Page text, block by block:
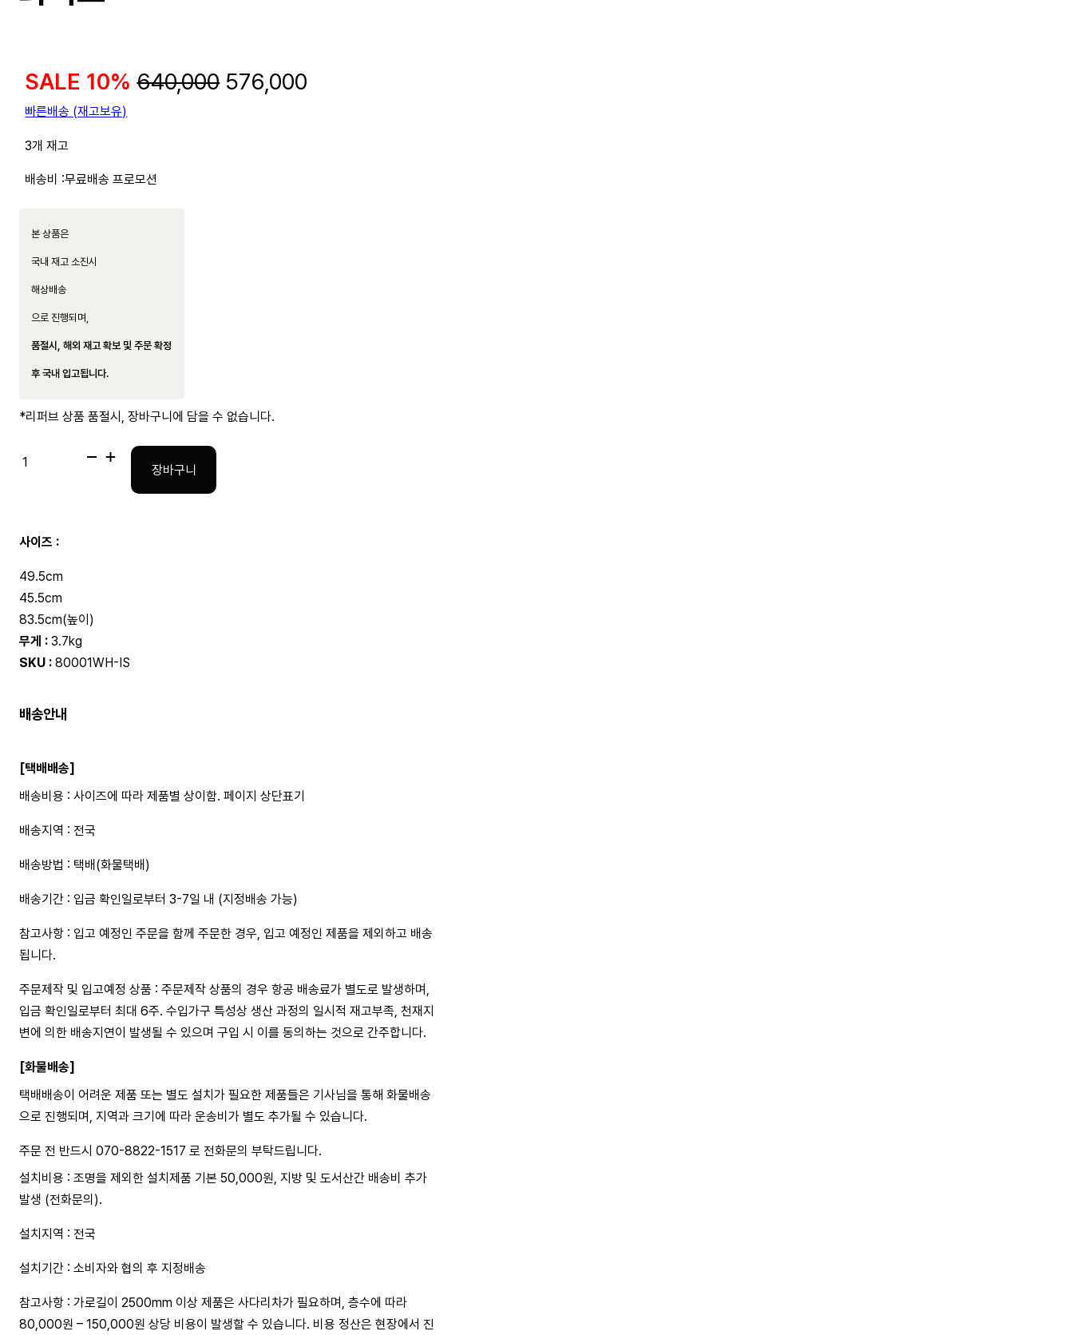
SALE 10% 640,000 576,000
빠른배송 (재고보유)
3개 재고
배송비 :무료배송 프로모션
본 상품은
국내 재고 소진시
해상배송
으로 진행되며,
품절시, 해외 재고 확보 및 주문 확정
후 국내 입고됩니다.
*리퍼브 상품 품절시, 장바구니에 담을 수 없습니다.
Chair 장바구니
사이즈 :
49.5cm
45.5cm
83.5cm(높이)
무게 :3.7kg
SKU :80001WH-IS
배송안내
[택배배송]
배송비용 : 사이즈에 따라 제품별 상이함. 페이지 상단표기
배송지역 : 전국
배송방법 : 택배(화물택배)
배송기간 : 입금 확인일로부터 3-7일 내 (지정배송 가능)
참고사항 : 입고 예정인 주문을 함께 주문한 경우, 입고 예정인 제품을 제외하고 배송
됩니다.
주문제작 및 입고예정 상품 : 주문제작 상품의 경우 항공 배송료가 별도로 발생하며,
입금 확인일로부터 최대 6주. 수입가구 특성상 생산 과정의 일시적 재고부족, 천재지
변에 의한 배송지연이 발생될 수 있으며 구입 시 이를 동의하는 것으로 간주합니다.
[화물배송]
택배배송이 어려운 제품 또는 별도 설치가 필요한 제품들은 기사님을 통해 화물배송
으로 진행되며, 지역과 크기에 따라 운송비가 별도 추가될 수 있습니다.
주문 전 반드시 070-8822-1517 로 전화문의 부탁드립니다.
설치비용 : 조명을 제외한 설치제품 기본 50,000원, 지방 및 도서산간 배송비 추가
발생 (전화문의).
설치지역 : 전국
설치기간 : 소비자와 협의 후 지정배송
참고사항 : 가로길이 2500mm 이상 제품은 사다리차가 필요하며, 층수에 따라
80,000원 – 150,000원 상당 비용이 발생할 수 있습니다. 비용 정산은 현장에서 진